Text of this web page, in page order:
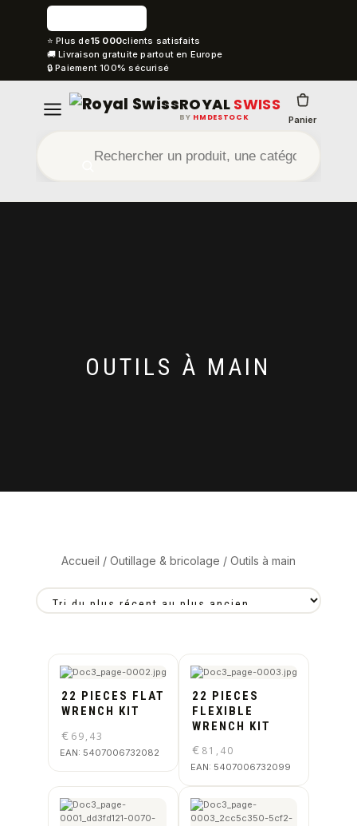
⭐ Plus de15 000clients satisfaits
🚚 Livraison gratuite partout en Europe
🔒 Paiement 100% sécurisé
ROYAL SWISS
BY HMDESTOCK Panier
OUTILS À MAIN
Accueil / Outillage & bricolage / Outils à main
22 PIECES FLAT
WRENCH KIT
€ 69,43
EAN: 5407006732082
22 PIECES
FLEXIBLE
WRENCH KIT
€ 81,40
EAN: 5407006732099